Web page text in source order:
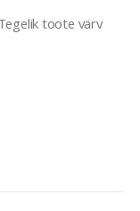
toote värv